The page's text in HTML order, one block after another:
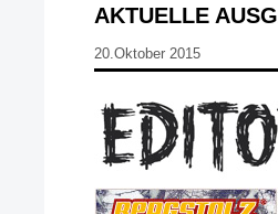
AKTUELLE
20.Oktober 2015